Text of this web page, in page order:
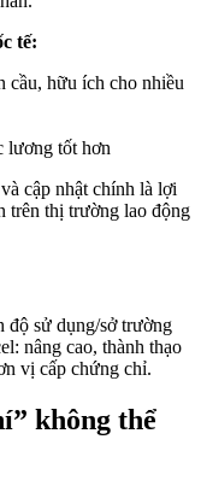
tế:
cầu, hữu ích cho nhiều
lương tốt hơn
cập nhật chính là lợi
trên thị trường lao động
độ sử dụng/sở trường
nâng cao, thành thạo
vị cấp chứng chỉ.
không thể